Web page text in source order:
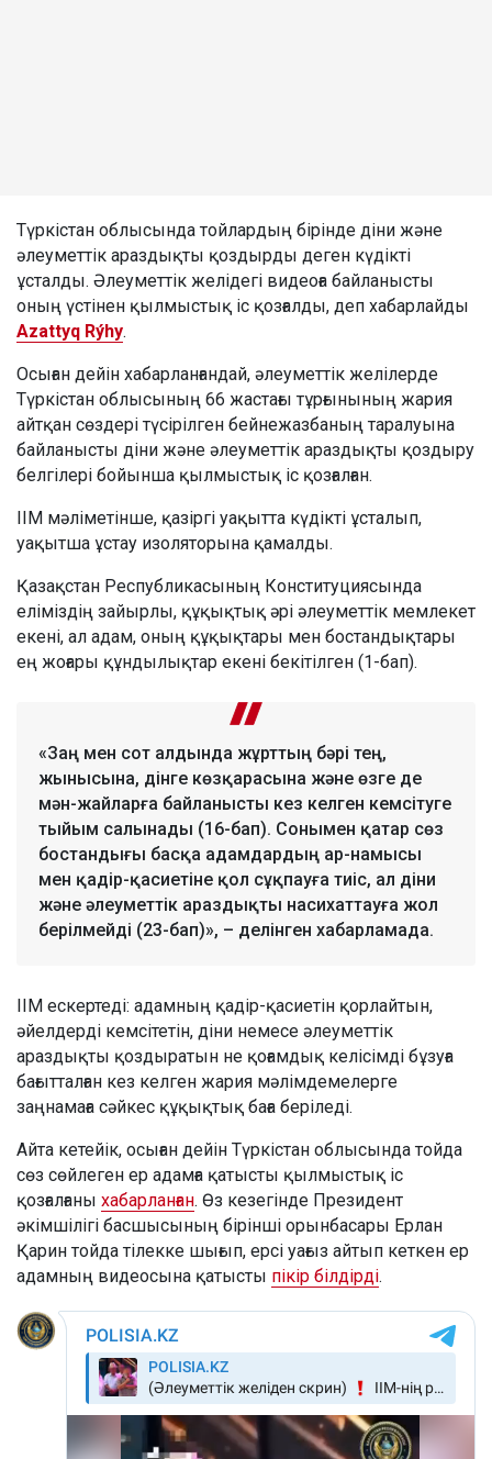
Түркістан облысында тойлардың бірінде діни және
әлеуметтік араздықты қоздырды деген күдікті
ұсталды. Әлеуметтік желідегі видеоға байланысты
оның үстінен қылмыстық іс қозғалды, деп хабарлайды
Azattyq Rýhy.
Осыған дейін хабарланғандай, әлеуметтік желілерде
Түркістан облысының 66 жастағы тұрғынының жария
айтқан сөздері түсірілген бейнежазбаның таралуына
байланысты діни және әлеуметтік араздықты қоздыру
белгілері бойынша қылмыстық іс қозғалған.
ІІМ мәліметінше, қазіргі уақытта күдікті ұсталып,
уақытша ұстау изоляторына қамалды.
Қазақстан Республикасының Конституциясында
еліміздің зайырлы, құқықтық әрі әлеуметтік мемлекет
екені, ал адам, оның құқықтары мен бостандықтары
ең жоғары құндылықтар екені бекітілген (1-бап).
«Заң мен сот алдында жұрттың бәрі тең,
жынысына, дінге көзқарасына және өзге де
мән-жайларға байланысты кез келген кемсітуге
тыйым салынады (16-бап). Сонымен қатар сөз
бостандығы басқа адамдардың ар-намысы
мен қадір-қасиетіне қол сұқпауға тиіс, ал діни
және әлеуметтік араздықты насихаттауға жол
берілмейді (23-бап)», – делінген хабарламада.
ІІМ ескертеді: адамның қадір-қасиетін қорлайтын,
әйелдерді кемсітетін, діни немесе әлеуметтік
араздықты қоздыратын не қоғамдық келісімді бұзуға
бағытталған кез келген жария мәлімдемелерге
заңнамаға сәйкес құқықтық баға беріледі.
Айта кетейік, осыған дейін Түркістан облысында тойда
сөз сөйлеген ер адамға қатысты қылмыстық іс
қозғалғаны хабарланған. Өз кезегінде Президент
әкімшілігі басшысының бірінші орынбасары Ерлан
Қарин тойда тілекке шығып, ерсі уағыз айтып кеткен ер
адамның видеосына қатысты пікір білдірді.